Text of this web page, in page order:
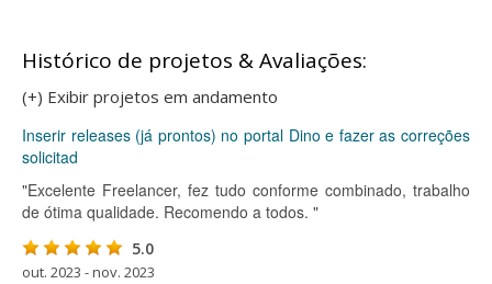
Histórico de projetos & Avaliações:
(+) Exibir projetos em andamento
Inserir releases (já prontos) no portal Dino e fazer as correções
solicitad
"Excelente Freelancer, fez tudo conforme combinado, trabalho
de ótima qualidade. Recomendo a todos. "
5.0
out. 2023 - nov. 2023